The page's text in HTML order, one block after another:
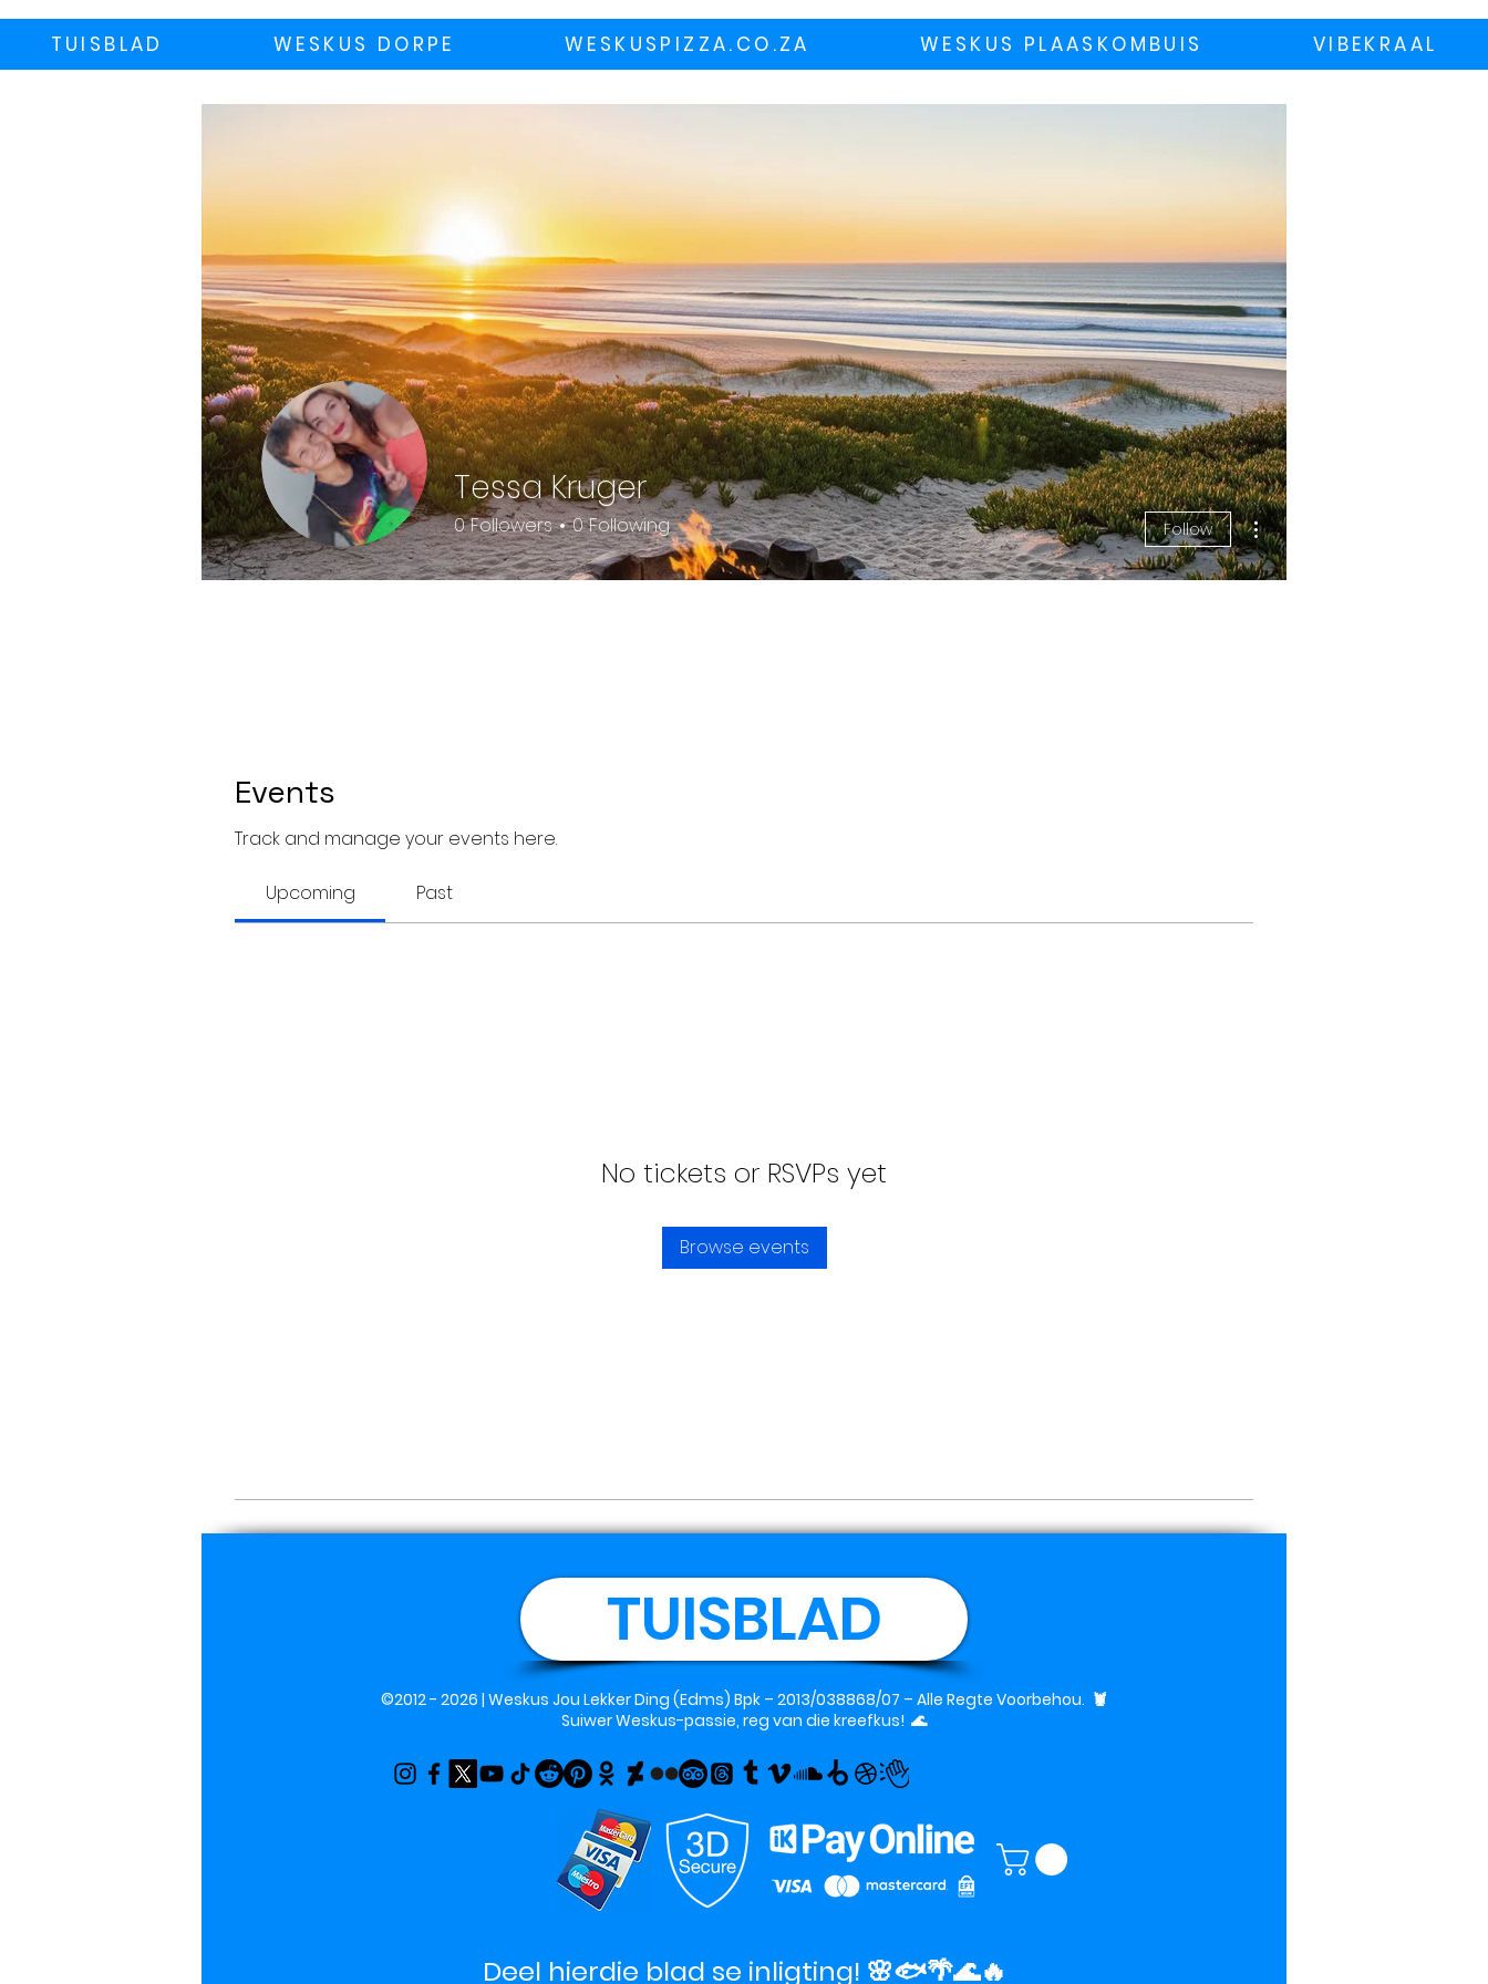
TUISBLAD WESKUS DORPE WESKUSPIZZA.CO.ZA WESKUS PLAASKOMBUIS VIBEKRAAL
Events
Track and manage your events here.
Upcoming Past
No tickets or RSVPs yet
Browse events
Tessa Kruger
0 Followers 0 Following Follow
More actions
TUISBLAD
©2012 - 2026 | Weskus Jou Lekker Ding (Edms) Bpk – 2013/038868/07 – Alle Regte Voorbehou. 🦞
Suiwer Weskus-passie, reg van die kreefkus! 🌊
Deel hierdie blad se inligting! 🌸🐟🌴🌊🔥